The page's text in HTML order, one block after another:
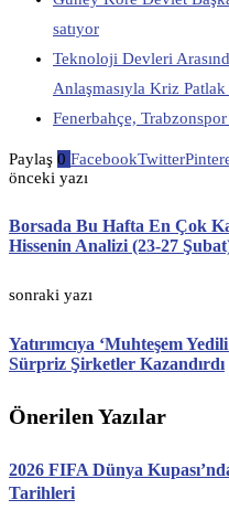
satıyor
Teknoloji Devleri
Anlaşmasıyla Kriz
Fenerbahçe,
Paylaş 0 FacebookTwitter
önceki yazı
Borsada Bu Hafta En Çok
Hissenin Analizi (23-27
sonraki yazı
Yatırımcıya ‘Muhteşem
Sürpriz Şirketler Kazandırdı
Önerilen Yazılar
2026 FIFA Dünya
Tarihleri